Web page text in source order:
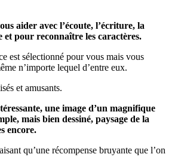
aider avec l’écoute, l’écriture, la
pour reconnaître les caractères.
est sélectionné pour vous mais vous
n’importe lequel d’entre eux.
et amusants.
une image d’un magnifique
mais bien dessiné, paysage de la
encore.
qu’une récompense bruyante que l’on